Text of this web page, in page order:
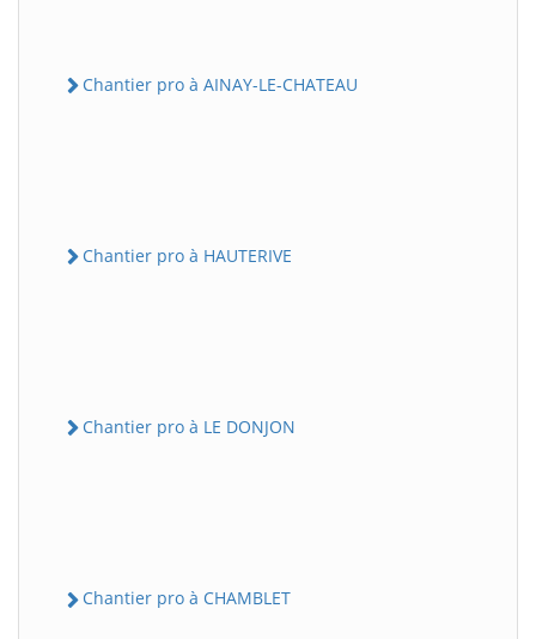
Chantier pro à AINAY-LE-CHATEAU
Chantier pro à HAUTERIVE
Chantier pro à LE DONJON
Chantier pro à CHAMBLET